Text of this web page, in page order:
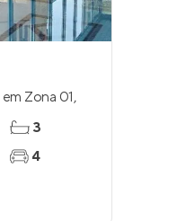
Entrar no Apto
em Zona 01,
3
4